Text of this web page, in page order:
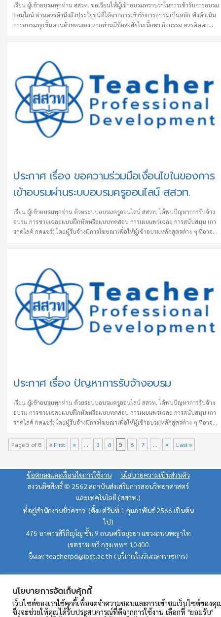
เรียน ผู้เข้าอบรมทุกท่าน สสวท. ขอเรียนให้ผู้เข้าอบรมทราบว่าในการเข้ารับการอบรม
ออนไลน์ ท่านควรคำนึงถึงประโยชน์ที่ได้จากการเข้ารับการอบรมเป็นหลัก พึงดำเนิน
การอบรมทุกขั้นตอนด้วยตนเอง หากท่านมีข้อสงสัยในเนื้อหา กิจกรรม ควรติดต่อ
ใช้ (Username) และรหัสผ่าน (Password) ” ของผู้อื่น เพื่อเข้าระบบ (Login) ถือว่า
เป็นการทุจริตและอาจถูกดำเนินการตามกฎหมายต่อไป หากพบว่าผู้เข้าอบรมไม่ปฏิบั
ตามข้อตกลงและเงื่อนไขการใช้งานศูนย์เรียนรู้ดิจิทัลฯ …
ประกาศ เรื่อง ขอความร่วมมือเงื่อนไขในของการ
เข้าอบรมผ่านระบบอบรมครูออนไลน์ สสวท.
เรียน ผู้เข้าอบรมทุกท่าน ด้วยระบบอบรมครูออนไลน์ สสวท. ได้พบปัญหาการรับจ้าง
อบรม การขายเฉลยแบบฝึกหัดหรือแบบทดสอบ การเผยแพร่เฉลย การสนับสนุน (กา
รกดไลค์ กดแชร์) โดยผู้รับจ้างมีการโฆษณาเพื่อให้ผู้เข้าอบรมหลักสูตรต่าง ๆ ที่อาจ
ประโยชน์ที่ได้จากการเข้ารับการอบรมเป็นหลัก ทุกขั้นตอนในการอบรมต้องกระทำ
ด้วยตนเอง หากพบว่าไม่เป็นตามเงื่อนไขดังกล่าวถือว่าเป็นการทุจริต หากท่านมีข้อ
สงสัยในเนื้อหา กิจกรรม ควรติดต่อสอบถามวิทยากรเพื่อให้ข้อมูลเพิ่มเติม เพื่อให้การ
จัดการอบรมบรรลุวัตถุประสงค์อย่างแท้จริง การเข้ารับการอบรมในระบบอบรมครู
ออนไลน์โดยไม่ใช่ตนเอง ไม่ว่าจะเป็นการให้ผู้อื่นใช้ “ชื่อผู้ใช้ (Username) และรหัส
ผ่าน …
ประกาศ เรื่อง ปัญหาการรับจ้างอบรม
เรียน ผู้เข้าอบรมทุกท่าน ด้วยระบบอบรมครูออนไลน์ สสวท. ได้พบปัญหาการรับจ้าง
อบรม การขายเฉลยแบบฝึกหัดหรือแบบทดสอบ การเผยแพร่เฉลย การสนับสนุน (กา
รกดไลค์ กดแชร์) โดยผู้รับจ้างมีการโฆษณาเพื่อให้ผู้เข้าอบรมหลักสูตรต่าง ๆ ที่อาจ
พฤติกรรมเหล่านี้ล้วนเป็นสิ่งที่เข้าใจผิดและไม่ควรทำ ทางทีมผู้ดูแลระบบ วิทยากร
และผู้เกี่ยวข้อง ขอความร่วมมือทุกท่านในการเข้ารับการอบรมออนไลน์ พิจารณาถึง
ด้วยตนเอง หากพบว่าไม่เป็นตามเงื่อนไขดังกล่าวถือว่าเป็นการทุจริต หากท่านมีข้อ
สงสัยในเนื้อหา กิจกรรม ควรติดต่อสอบถามวิทยากรเพื่อให้ข้อมูลเพิ่มเติม เพื่อให้การ
จัดการอบรมบรรลุวัตถุประสงค์อย่างแท้จริง การเข้ารับการอบรมในระบบอบรมครู
ออนไลน์โดยไม่ใช่ตนเอง ไม่ว่าจะเป็นการให้ผู้อื่นใช้ “ชื่อผู้ใช้ (Username) และรหัส
ผ่าน (Password)” ของตัวเอง …
Page 5 of 8 « First « ... 3 4 5 6 7 ... » Last »
ข้อตกลงและเงื่อนไขการใช้งาน
นโยบายความเป็นส่วนตัว
สงวนลิขสิทธิ์ © 2562 สถาบันส่งเสริมการสอนวิทยาศาสตร์
และเทคโนโลยี (สสวท.)
ที่อยู่สำนักงานชั่วคราว (ตั้งแต่วันที่ 1 กุมภาพันธ์ 2566 เป็นต้น
ไป)
475 อาคารสิริภิญโญ ชั้น 9 ถนนศรีอยุธยา แขวงถนนพญาไท
เขตราชเทวี กรุงเทพฯ 10400
อีเมล: teacherpd@ipst.ac.th (บริการในวันเวลาราชการ)
นโยบายการจัดเก็บคุ้กกี้
เว็บไซต์ของเราใช้คุกกี้เพื่อจดจำความชอบและการเข้าชมเว็บไซต์ของคุ
ซึ่งจะช่วยให้คุณได้รับประสบการณ์ที่ดีจากการใช้งาน เลือกที่ "ยอมรับ"